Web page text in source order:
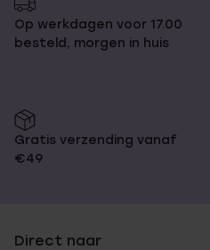
Op werkdagen voor 17.00
besteld, morgen in huis
Gratis verzending vanaf
€49
Direct naar